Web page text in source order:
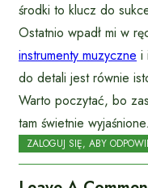
środki to klucz do
Ostatnio wpadł mi w
instrumenty muzyczne i
do detali jest równie
Warto poczytać, bo
tam świetnie wyjaśnione.
ZALOGUJ SIĘ, ABY